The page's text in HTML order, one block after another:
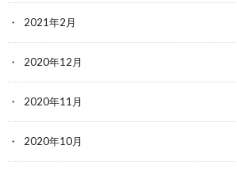
2021年2月
2020年12月
2020年11月
2020年10月